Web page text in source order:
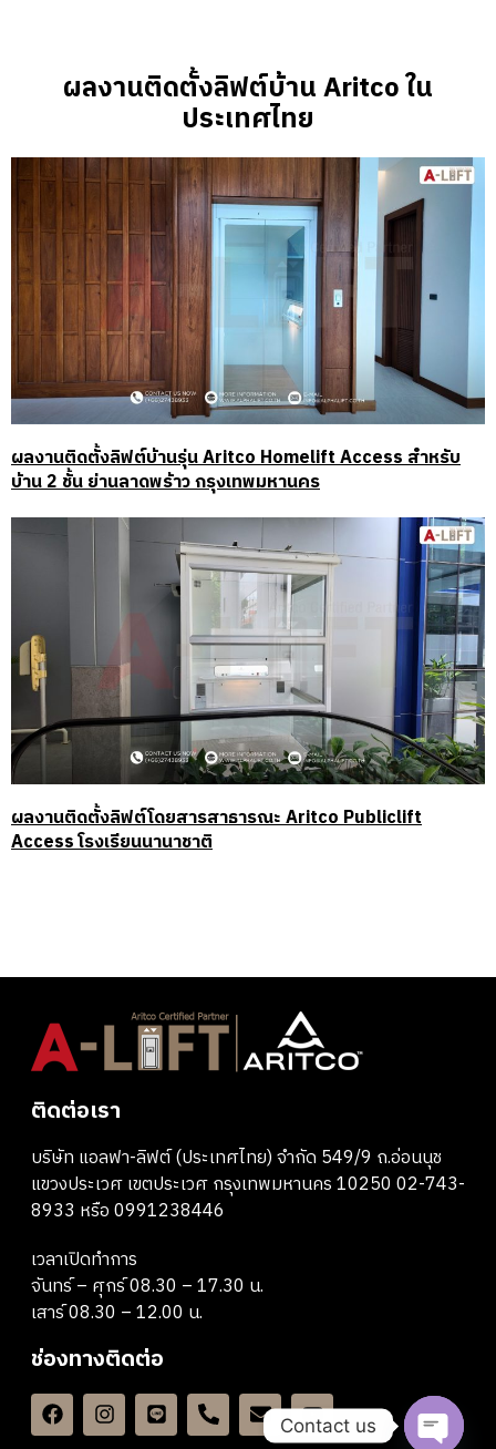
ผลงานติดตั้งลิฟต์บ้าน Aritco ใน
ประเทศไทย
ผลงานติดตั้งลิฟต์บ้านรุ่น Aritco Homelift Access สำหรับ
บ้าน 2 ชั้น ย่านลาดพร้าว กรุงเทพมหานคร
ผลงานติดตั้งลิฟต์โดยสารสาธารณะ Aritco Publiclift
Access โรงเรียนนานาชาติ
ติดต่อเรา
บริษัท แอลฟา-ลิฟต์ (ประเทศไทย) จำกัด 549/9 ถ.อ่อนนุช
แขวงประเวศ เขตประเวศ กรุงเทพมหานคร 10250 02-743-
8933 หรือ 0991238446
เวลาเปิดทำการ
จันทร์ – ศุกร์ 08.30 – 17.30 น.
เสาร์ 08.30 – 12.00 น.
ช่องทางติดต่อ
Contact us